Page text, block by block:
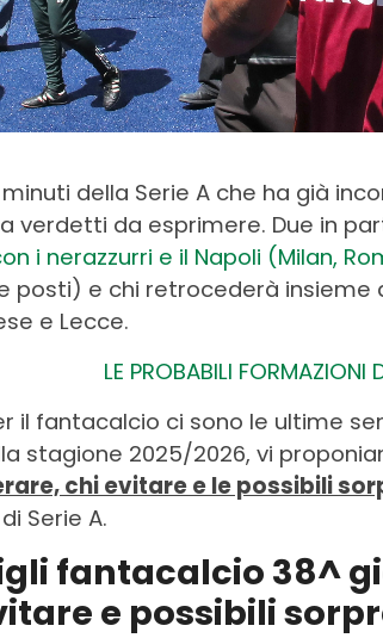
della Serie A che ha già
verdetti da esprimere. Due in
i nerazzurri e il Napoli (Milan,
posti) e chi retrocederà insieme
e Lecce.
LE PROBABILI FORMAZIONI
il fantacalcio ci sono le ultime
stagione 2025/2026, vi
chi evitare e le possibili
Serie A.
fantacalcio 38^
e possibili